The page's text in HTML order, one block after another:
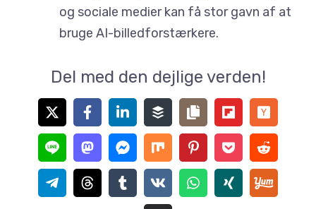
og sociale medier kan få stor gavn af at
bruge AI-billedforstærkere.
Del med den dejlige verden!